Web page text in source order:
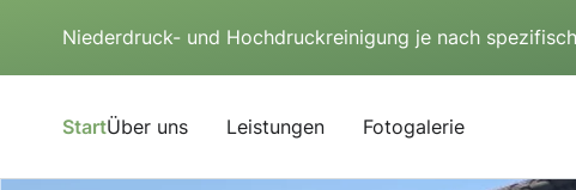
Niederdruck- und Hochdruckreinigung je nach
StartÜber uns Leistungen Fotogalerie